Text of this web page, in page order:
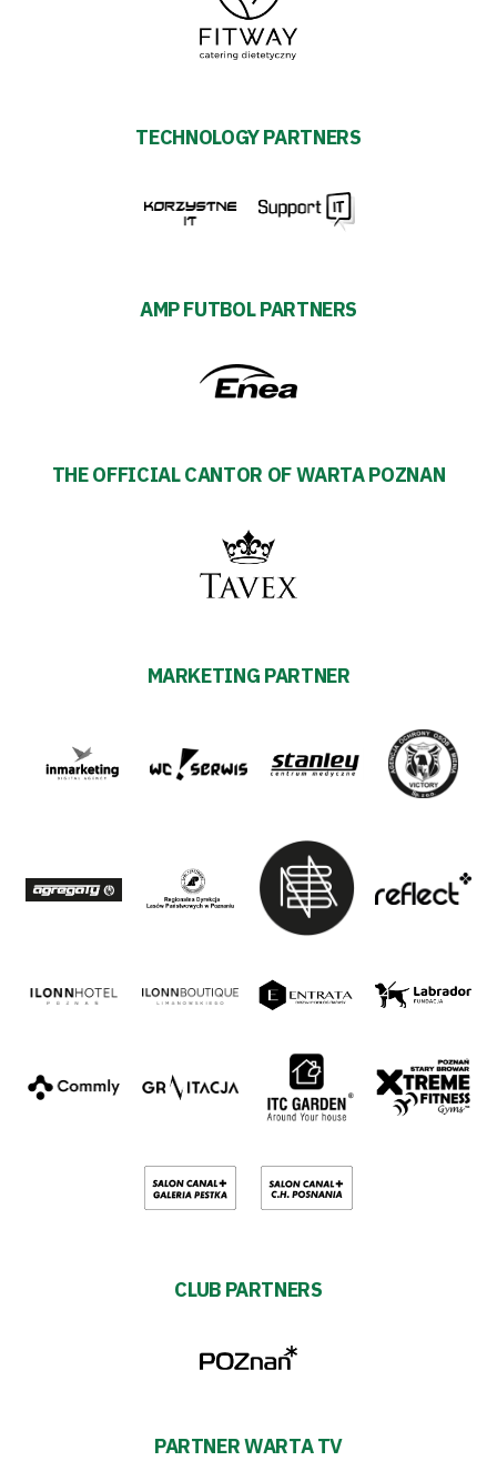
TECHNOLOGY PARTNERS
AMP FUTBOL PARTNERS
THE OFFICIAL CANTOR OF WARTA POZNAN
MARKETING PARTNER
CLUB PARTNERS
PARTNER WARTA TV